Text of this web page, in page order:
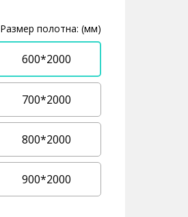
Размер полотна: (мм)
600*2000
700*2000
800*2000
900*2000